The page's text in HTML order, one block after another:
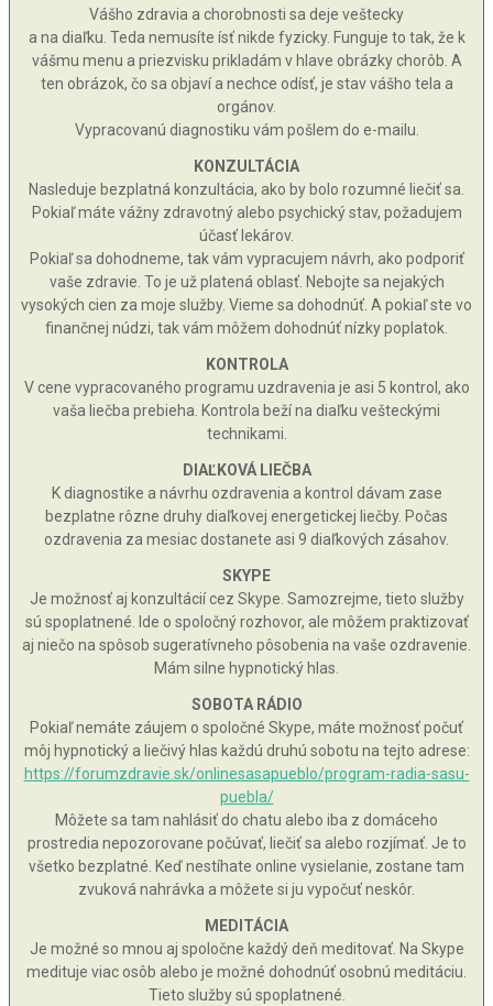
Vášho zdravia a chorobnosti sa deje veštecky
a na diaľku. Teda nemusíte ísť nikde fyzicky. Funguje to tak, že k
vášmu menu a priezvisku prikladám v hlave obrázky chorôb. A
ten obrázok, čo sa objaví a nechce odísť, je stav vášho tela a
orgánov.
Vypracovanú diagnostiku vám pošlem do e-mailu.
KONZULTÁCIA
Nasleduje bezplatná konzultácia, ako by bolo rozumné liečiť sa.
Pokiaľ máte vážny zdravotný alebo psychický stav, požadujem
účasť lekárov.
Pokiaľ sa dohodneme, tak vám vypracujem návrh, ako podporiť
vaše zdravie. To je už platená oblasť. Nebojte sa nejakých
vysokých cien za moje služby. Vieme sa dohodnúť. A pokiaľ ste vo
finančnej núdzi, tak vám môžem dohodnúť nízky poplatok.
KONTROLA
V cene vypracovaného programu uzdravenia je asi 5 kontrol, ako
vaša liečba prebieha. Kontrola beží na diaľku vešteckými
technikami.
DIAĽKOVÁ LIEČBA
K diagnostike a návrhu ozdravenia a kontrol dávam zase
bezplatne rôzne druhy diaľkovej energetickej liečby. Počas
ozdravenia za mesiac dostanete asi 9 diaľkových zásahov.
SKYPE
Je možnosť aj konzultácií cez Skype. Samozrejme, tieto služby
sú spoplatnené. Ide o spoločný rozhovor, ale môžem praktizovať
aj niečo na spôsob sugeratívneho pôsobenia na vaše ozdravenie.
Mám silne hypnotický hlas.
SOBOTA RÁDIO
Pokiaľ nemáte záujem o spoločné Skype, máte možnosť počuť
môj hypnotický a liečivý hlas každú druhú sobotu na tejto adrese:
https://forumzdravie.sk/onlinesasapueblo/program-radia-sasu-
puebla/
Môžete sa tam nahlásiť do chatu alebo iba z domáceho
prostredia nepozorovane počúvať, liečiť sa alebo rozjímať. Je to
všetko bezplatné. Keď nestíhate online vysielanie, zostane tam
zvuková nahrávka a môžete si ju vypočuť neskôr.
MEDITÁCIA
Je možné so mnou aj spoločne každý deň meditovať. Na Skype
medituje viac osôb alebo je možné dohodnúť osobnú meditáciu.
Tieto služby sú spoplatnené.